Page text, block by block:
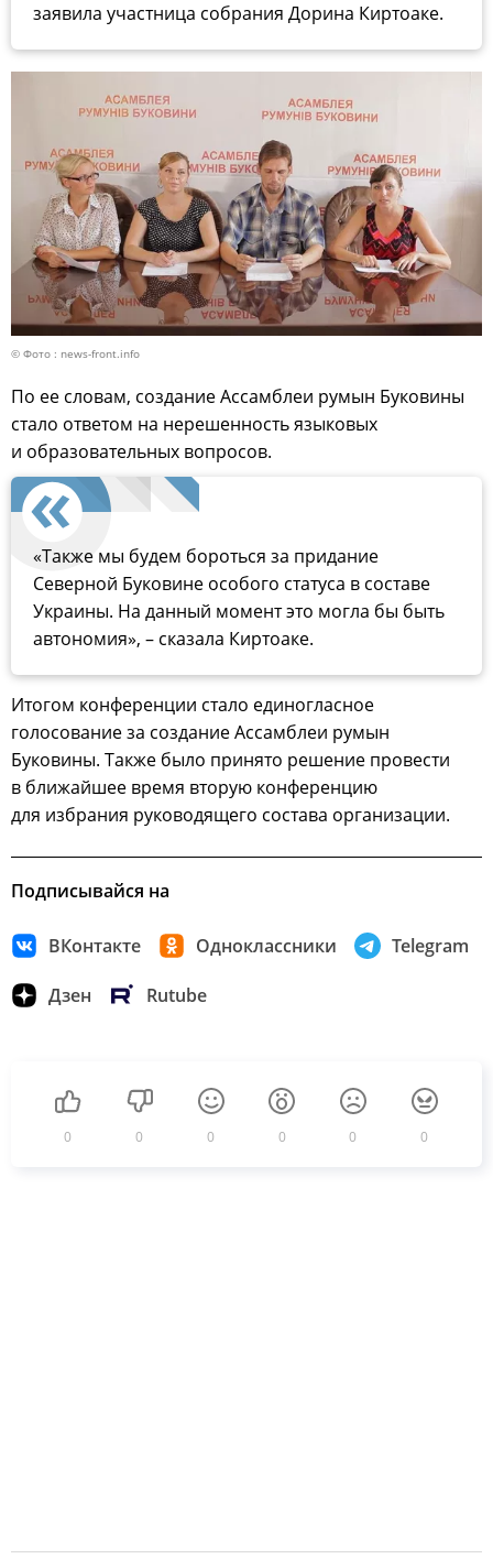
заявила участница собрания Дорина Киртоаке.
© Фото : news-front.info
По ее словам, создание Ассамблеи румын Буковины
стало ответом на нерешенность языковых
и образовательных вопросов.
«Также мы будем бороться за придание
Северной Буковине особого статуса в составе
Украины. На данный момент это могла бы быть
автономия», – сказала Киртоаке.
Итогом конференции стало единогласное
голосование за создание Ассамблеи румын
Буковины. Также было принято решение провести
в ближайшее время вторую конференцию
для избрания руководящего состава организации.
Подписывайся на
ВКонтакте Одноклассники Telegram
Дзен Rutube
0 0 0 0 0 0